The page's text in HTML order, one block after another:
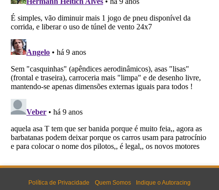
Política de Privacidade Quem Somos
Indique o Autoracing